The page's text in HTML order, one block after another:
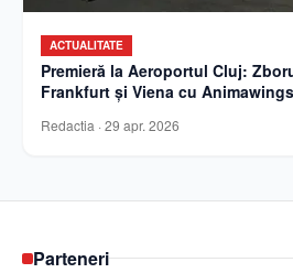
ACTUALITATE
Premieră la Aeroportul Cluj:
Frankfurt și Viena cu
Redactia · 29 apr. 2026
Parteneri